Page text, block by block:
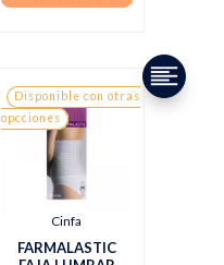
Disponible con otras
opcciones
Cinfa
FARMALASTIC